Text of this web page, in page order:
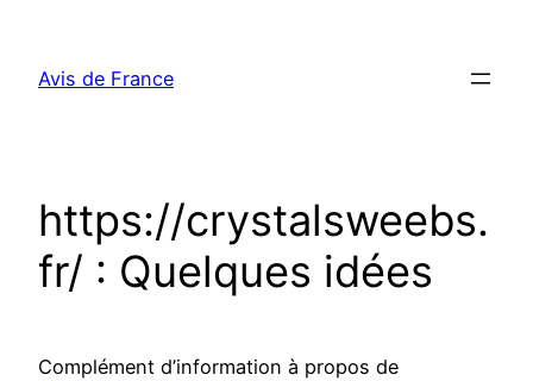
contenu
Avis de France
https://crystalsweebs.
fr/ : Quelques idées
Complément d’information à propos de